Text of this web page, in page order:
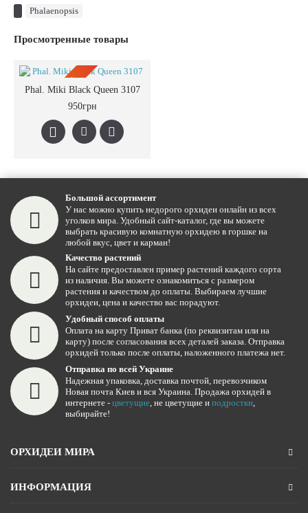
Phalaenopsis
Просмотренные товары
ПРЕДЗАКАЗ
Phal. Miki Black Queen 3107
950грн
Большой ассортимент
У нас можно купить недорого орхидеи онлайн из всех
уголков мира. Удобный сайт-каталог, где вы можете
выбрать красивую комнатную орхидею в горшке на
любой вкус, цвет и карман!
Качество растений
На сайте предоставлен пример растений каждого сорта
из наличия. Вы можете ознакомиться с размером
растения и качеством до оплаты. Выбираем лучшие
орхидеи, цена и качество вас порадуют.
Удобный способ оплаты
Оплата на карту Приват банка (по реквизитам или на
карту) после согласования всех деталей заказа. Отправка
орхидей только после оплаты, наложенного платежа нет.
Отправка по всей Украине
Надежная упаковка, доставка почтой, перевозчиком
Новая почта Киев и вся Украина. Продажа орхидей в
интернете - цветущие, не цветущие и подростки,
выбирайте!
ОРХИДЕИ МИРА
ИНФОРМАЦИЯ